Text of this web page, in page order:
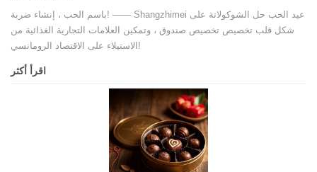
باسم الحب ، إنشاء ضربة! —— Shangzhimei عيد الحب حل الشوكولاتة على
شكل قلب تخصيص تخصيص صندوق ، وتمكين العلامات التجارية الغذائية من
الاستيلاء على الاقتصاد الرومانسي!
اقرأ أكثر